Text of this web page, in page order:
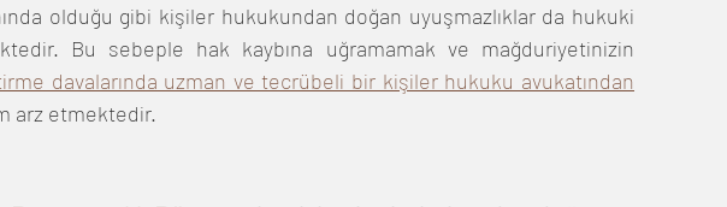
olduğu gibi kişiler hukukundan doğan uyuşmazlıklar da hukuki
Bu sebeple hak kaybına uğramamak ve mağduriyetinizin
davalarında uzman ve tecrübeli bir kişiler hukuku avukatından
arz etmektedir.